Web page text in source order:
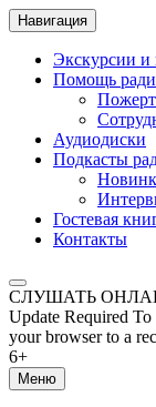
Навигация
Экскурсии и
Помощь
Аудиодиски
Подкасты
Гостевая
Контакты
СЛУШАТЬ
Update Required To
your browser to a
6+
Меню